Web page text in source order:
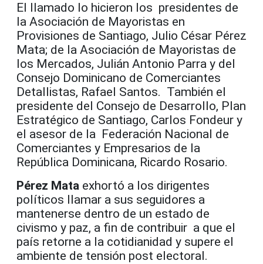
El llamado lo hicieron los presidentes de
la Asociación de Mayoristas en
Provisiones de Santiago, Julio César Pérez
Mata; de la Asociación de Mayoristas de
los Mercados, Julián Antonio Parra y del
Consejo Dominicano de Comerciantes
Detallistas, Rafael Santos. También el
presidente del Consejo de Desarrollo, Plan
Estratégico de Santiago, Carlos Fondeur y
el asesor de la Federación Nacional de
Comerciantes y Empresarios de la
República Dominicana, Ricardo Rosario.
Pérez Mata exhortó a los dirigentes
políticos llamar a sus seguidores a
mantenerse dentro de un estado de
civismo y paz, a fin de contribuir a que el
país retorne a la cotidianidad y supere el
ambiente de tensión post electoral.